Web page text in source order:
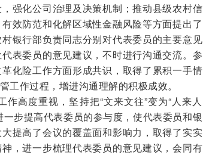
强化公司治理及决策机制；推动县级农村信
效防范和化解区域性金融风险等方面提出了
银行部负责同志分别对代表委员的主要意见
表委员的意见建议，不时进行沟通交流。参
化险工作方面形成共识，取得了累积一手情
作过程，增进沟通理解的积极成效。
度重视，坚持把“文来文往”变为“人来人
步提高代表委员的参与度，使代表委员和银
提高了会议的覆盖面和影响力，取得了实实
，进一步梳理代表委员的意见建议，会同有